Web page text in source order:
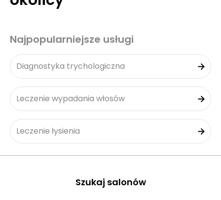
Najpopularniejsze usługi
Diagnostyka trychologiczna
Leczenie wypadania włosów
Leczenie łysienia
Szukaj salonów